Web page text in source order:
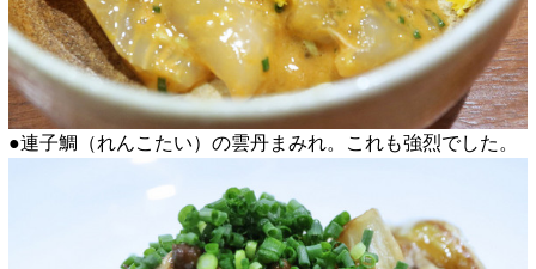
●連子鯛（れんこたい）の雲丹まみれ。これも強烈でした。